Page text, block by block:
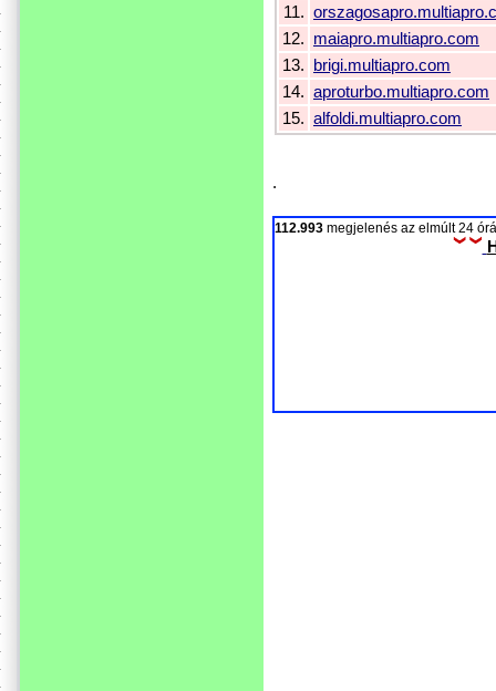
11.
12.
maiapro.multiapro.com
13.
brigi.multiapro.com
14. aproturbo.multiapro.com
15. alfoldi.multiapro.com
.
112.993 megjelenés az elmúlt 24